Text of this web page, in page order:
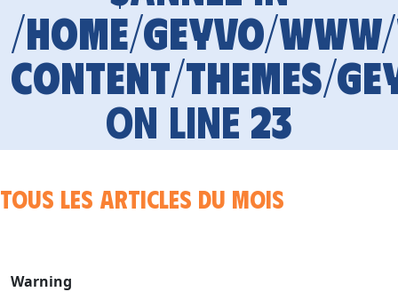
/home/geyvo/
content/themes/
on line 23
Tous les articles du mois
Warning